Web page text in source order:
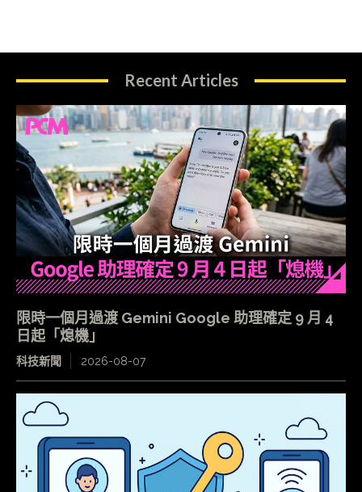
Recent Articles
限時一個月過渡 Gemini Google 助理確定 9 月 4
日起「熄機」
科技新聞 2026-08-07